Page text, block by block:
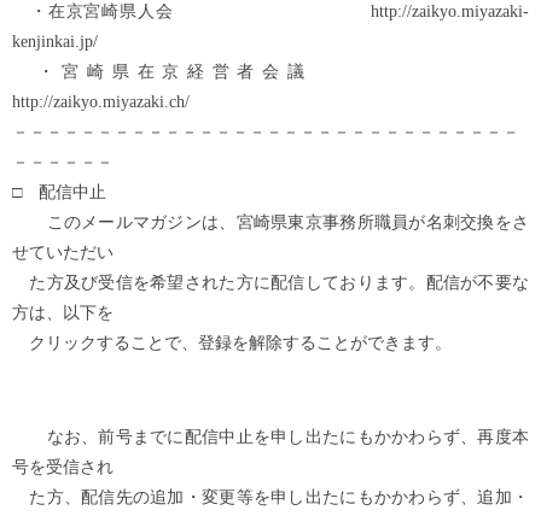
・在京宮崎県人会 http://zaikyo.miyazaki-
kenjinkai.jp/
・宮崎県在京経営者会議
http://zaikyo.miyazaki.ch/
－－－－－－－－－－－－－－－－－－－－－－－－－－－－－－
－－－－－－
□ 配信中止
このメールマガジンは、宮崎県東京事務所職員が名刺交換をさ
せていただい
た方及び受信を希望された方に配信しております。配信が不要な
方は、以下を
クリックすることで、登録を解除することができます。
なお、前号までに配信中止を申し出たにもかかわらず、再度本
号を受信され
た方、配信先の追加・変更等を申し出たにもかかわらず、追加・